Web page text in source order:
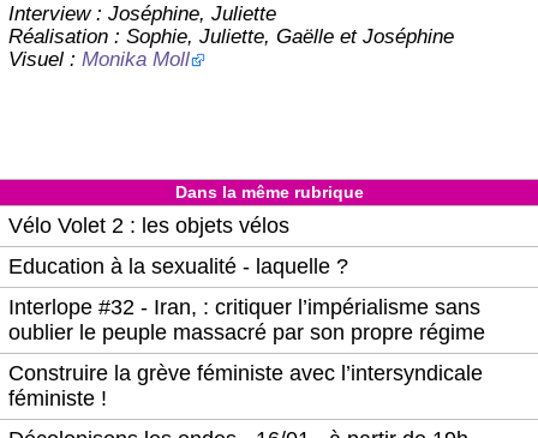
Interview : Joséphine, Juliette
Réalisation : Sophie, Juliette, Gaëlle et Joséphine
Visuel : Monika Moll
Dans la même rubrique
Vélo Volet 2 : les objets vélos
Education à la sexualité - laquelle ?
Interlope #32 - Iran, : critiquer l’impérialisme sans
oublier le peuple massacré par son propre régime
Construire la grève féministe avec l’intersyndicale
féministe !